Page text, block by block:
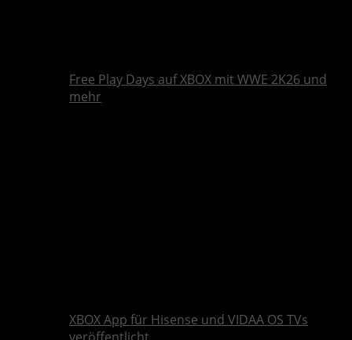
Free Play Days auf XBOX mit WWE 2K26 und
mehr
XBOX App für Hisense und VIDAA OS TVs